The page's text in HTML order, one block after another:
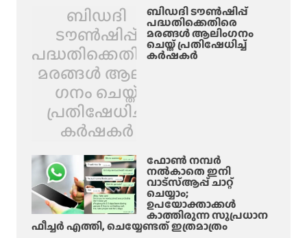
ബിഡദി
ടൗൺഷിപ്പ്
പദ്ധതിക്കെതിരെ
മരങ്ങൾ ആലിം​
ഗനം ചെയ്ത്
പ്രതിഷേധിച്ച്
കർഷകർ
ബിഡദി ടൗൺഷിപ്പ്
പദ്ധതിക്കെതിരെ
മരങ്ങൾ ആലിം​ഗനം
ചെയ്ത് പ്രതിഷേധിച്ച്
കർഷകർ
ഫോൺ നമ്പർ
നൽകാതെ ഇനി
വാട്‌സ്ആപ്പ് ചാറ്റ്
ചെയ്യാം;
ഉപയോക്താക്കൾ
കാത്തിരുന്ന സുപ്രധാന
ഫീച്ചർ എത്തി, ചെയ്യേണ്ടത് ഇത്രമാത്രം